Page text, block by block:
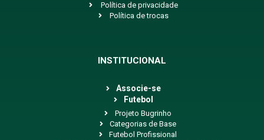
Política de privacidade
Política de trocas
INSTITUCIONAL
Associe-se
Futebol
Projeto Bugrinho
Categorias de Base
Futebol Profissional